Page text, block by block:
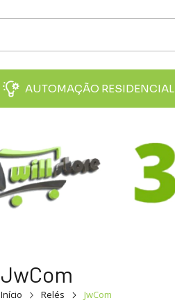
AUTOMAÇÃO RESIDENCIAL
JwCom
Início Relés JwCom